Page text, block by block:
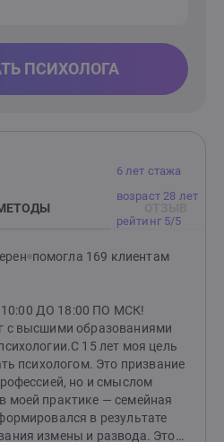
ПСИХОЛОГА
6 лет стажа
возраст 28 лет
рейтинг 5/5
помогла 169 клиентам
ДО 18:00 ПО МСК!
с высшими образованиями
15 лет моя цель
психологом. Это призвание
но и смыслом
моей практике — семейная
в результате
измены и развода. Этот